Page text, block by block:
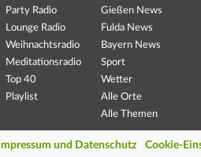
Party Radio
Lounge Radio
Weihnachtsradio
Meditationsradio
Top 40
Playlist
Gießen News
Fulda News
Bayern News
Sport
Wetter
Alle Orte
Alle Themen
Impressum und Datenschutz Cookie-